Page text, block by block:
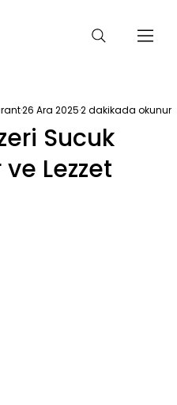
Sucuk
Lezzet
26 Ara 20252 dakikada okunur